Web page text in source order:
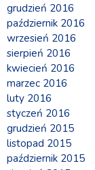
grudzień 2016
październik 2016
wrzesień 2016
sierpień 2016
kwiecień 2016
marzec 2016
luty 2016
styczeń 2016
grudzień 2015
listopad 2015
październik 2015